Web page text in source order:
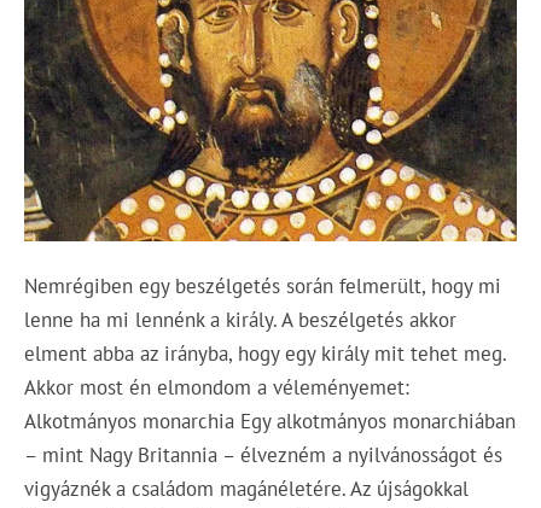
Nemrégiben egy beszélgetés során felmerült, hogy mi
lenne ha mi lennénk a király. A beszélgetés akkor
elment abba az irányba, hogy egy király mit tehet meg.
Akkor most én elmondom a véleményemet:
Alkotmányos monarchia Egy alkotmányos monarchiában
– mint Nagy Britannia – élvezném a nyilvánosságot és
vigyáznék a családom magánéletére. Az újságokkal